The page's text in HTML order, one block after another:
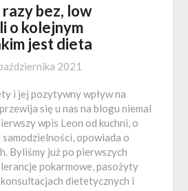
bez, low
o kolejnym
jest dieta
2021
i jej pozytywny wpływ na
się u nas na blogu niemal
wpis Leon od kuchni, o
opowiada o
Byliśmy już po pierwszych
pokarmowe, pasożyty
dietetycznych i